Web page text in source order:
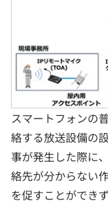
スマートフォンの
絡する放送設備の
事が発生した際に
絡先が分からない
を促すことができ